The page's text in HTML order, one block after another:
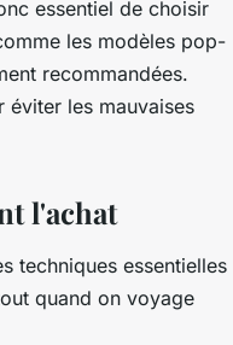
essentiel de choisir
les modèles pop-
recommandées.
les mauvaises
l'achat
techniques essentielles
quand on voyage